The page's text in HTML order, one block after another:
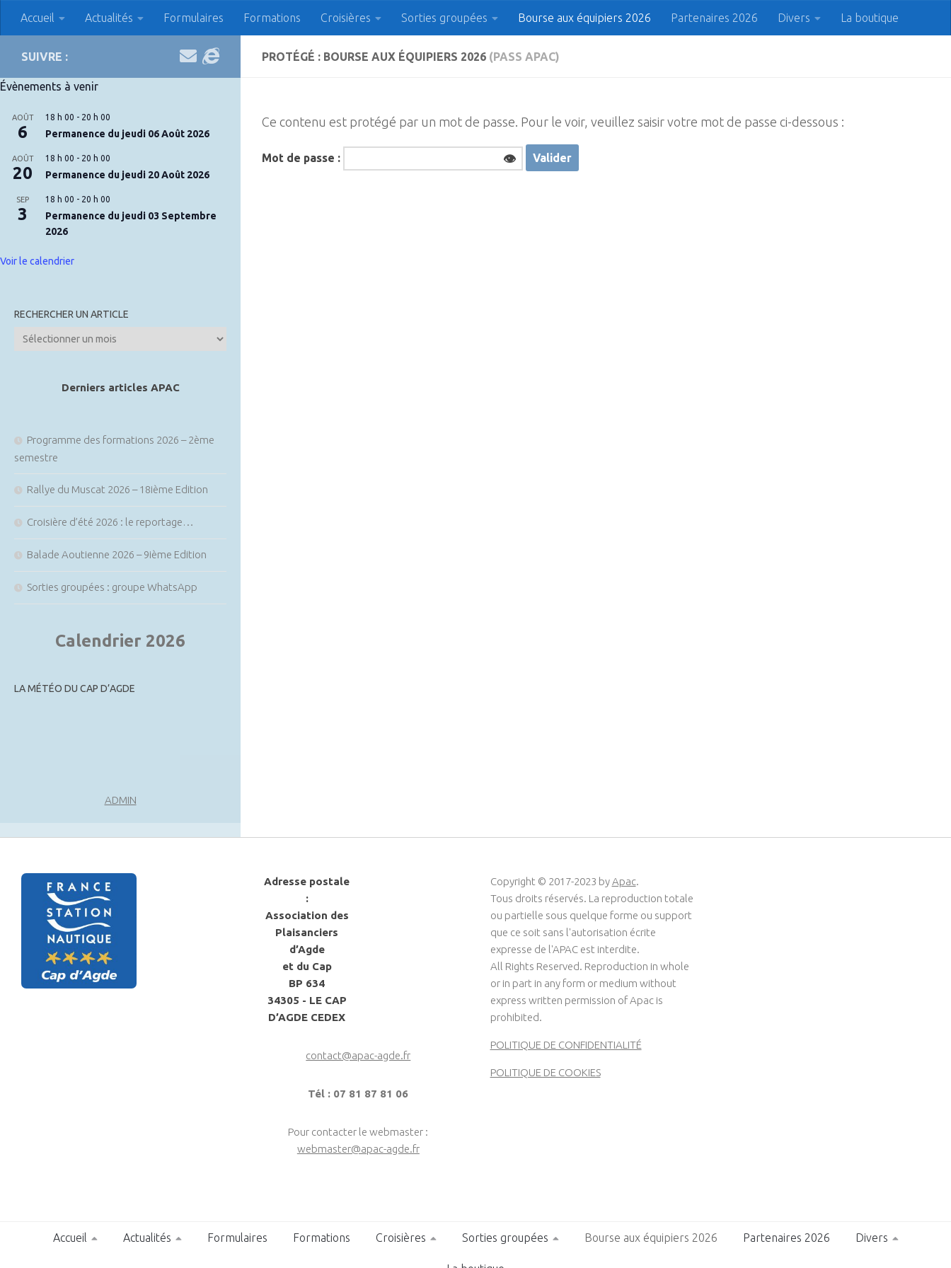
Skip to content
APAC Association des Plaisanciers d'Agde et du Cap
Accueil Actualités Formulaires Formations Croisières Sorties groupées Bourse aux équipiers 2026 Partenaires 2026 Divers La boutique
PROTÉGÉ : BOURSE AUX ÉQUIPIERS 2026 (PASS APAC)
Ce contenu est protégé par un mot de passe. Pour le voir, veuillez saisir votre mot de passe ci-dessous :
Mot de passe : 👁️
SUIVRE :
Évènements à venir
AOÛT
6
18 h 00 - 20 h 00
Permanence du jeudi 06 Août 2026
AOÛT
20
18 h 00 - 20 h 00
Permanence du jeudi 20 Août 2026
SEP
3
18 h 00 - 20 h 00
Permanence du jeudi 03 Septembre
2026
Voir le calendrier
RECHERCHER UN ARTICLE
Rechercher
Derniers articles APAC
Programme des formations 2026 – 2ème
semestre
Rallye du Muscat 2026 – 18ième Edition
Croisière d’été 2026 : le reportage…
Balade Aoutienne 2026 – 9ième Edition
Sorties groupées : groupe WhatsApp
Calendrier 2026
LA MÉTÉO DU CAP D’AGDE
ADMIN
Adresse postale
:
Association des
Plaisanciers
d’Agde
et du Cap
BP 634
34305 - LE CAP
D’AGDE CEDEX
contact@apac-agde.fr
Tél : 07 81 87 81 06
Pour contacter le webmaster :
webmaster@apac-agde.fr
Copyright © 2017-2023 byApac.
Tous droits réservés. La reproduction totale
ou partielle sous quelque forme ou support
que ce soit sans l'autorisation écrite
expresse de l'APAC est interdite.
All Rights Reserved. Reproduction in whole
or in part in any form or medium without
express written permission of Apac is
prohibited.
POLITIQUE DE CONFIDENTIALITÉ
POLITIQUE DE COOKIES
Accueil Actualités Formulaires Formations Croisières Sorties groupées Bourse aux équipiers 2026 Partenaires 2026 Divers